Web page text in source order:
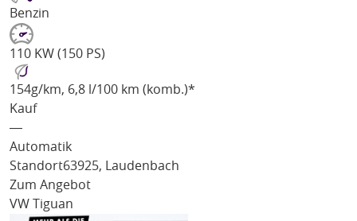
Benzin
110 KW (150 PS)
154g/km, 6,8 l/100 km (komb.)*
Kauf
―
Automatik
Standort63925, Laudenbach
Zum Angebot
VW Tiguan